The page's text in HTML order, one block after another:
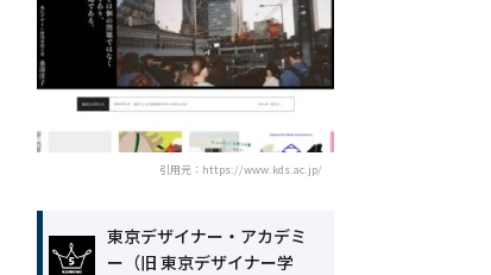
引用元：https://www.kds.ac.jp/
東京デザイナー・アカデミ
ー（旧 東京デザイナー学